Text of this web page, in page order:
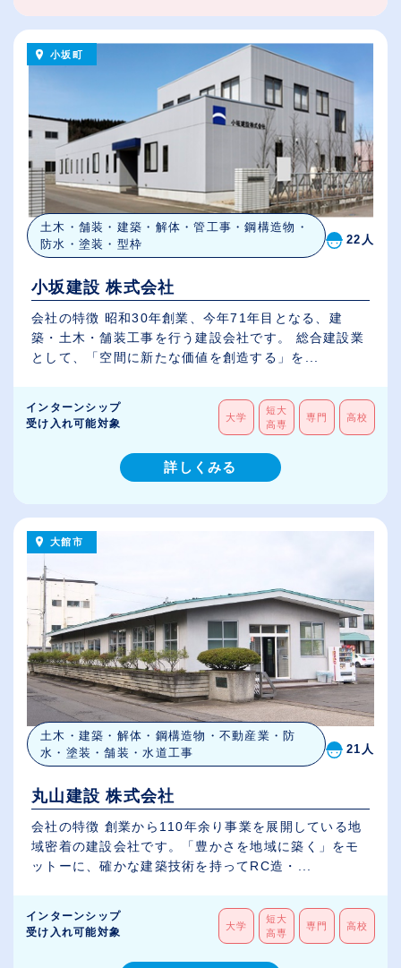
小坂町
土木・舗装・建築・解体・管工事・鋼構造物・
防水・塗装・型枠
22人
小坂建設 株式会社
会社の特徴 昭和30年創業、今年71年目となる、建
築・土木・舗装工事を行う建設会社です。 総合建設業
として、「空間に新たな価値を創造する」を...
インターンシップ
受け入れ可能対象
大学
短大
高専
専門 高校
詳しくみる
大館市
土木・建築・解体・鋼構造物・不動産業・防
水・塗装・舗装・水道工事
21人
丸山建設 株式会社
会社の特徴 創業から110年余り事業を展開している地
域密着の建設会社です。「豊かさを地域に築く」をモ
ットーに、確かな建築技術を持ってRC造・...
インターンシップ
受け入れ可能対象
大学
短大
高専
専門 高校